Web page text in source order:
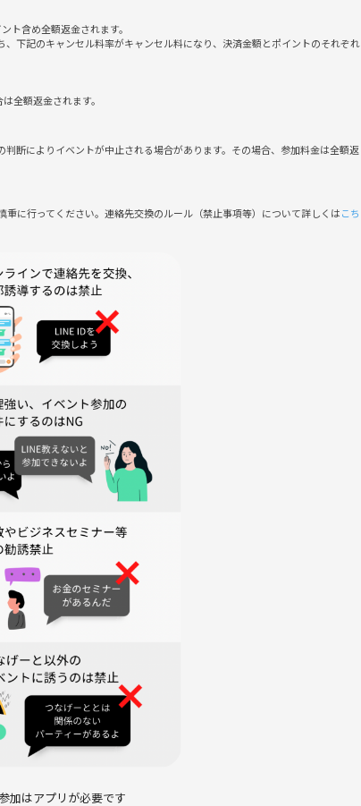
言など
の指示に従っていただけない方や運営側が参加者様としてふさ
ございます。
わくわくを体験しよう🎲
ト含め全額返金されます。
下記のキャンセル料率がキャンセル料になり、決済金額とポイントのそれぞれ
全額返金されます。
断によりイベントが中止される場合があります。その場合、参加料金は全額返
に行ってください。連絡先交換のルール（禁止事項等）について詳しくはこち
加はアプリが必要です